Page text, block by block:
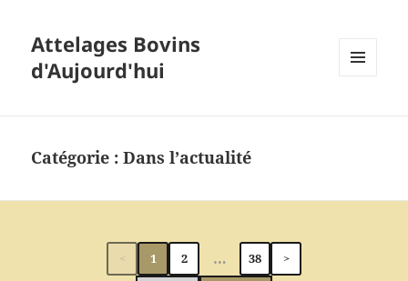
Attelages Bovins
d'Aujourd'hui
Catégorie :Dans l’actualité
< 1 2 … 38 >